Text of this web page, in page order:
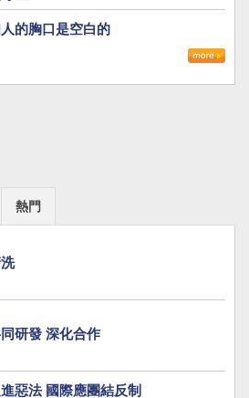
的胸口是空白的
熱門
研發 深化合作
惡法 國際應團結反制